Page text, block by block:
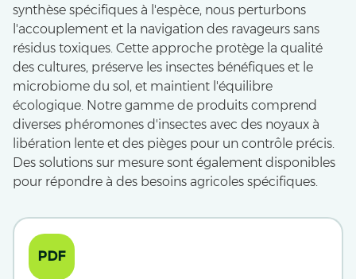
synthèse spécifiques à l'espèce, nous perturbons
l'accouplement et la navigation des ravageurs sans
résidus toxiques. Cette approche protège la qualité
des cultures, préserve les insectes bénéfiques et le
microbiome du sol, et maintient l'équilibre
écologique. Notre gamme de produits comprend
diverses phéromones d'insectes avec des noyaux à
libération lente et des pièges pour un contrôle précis.
Des solutions sur mesure sont également disponibles
pour répondre à des besoins agricoles spécifiques.
PDF